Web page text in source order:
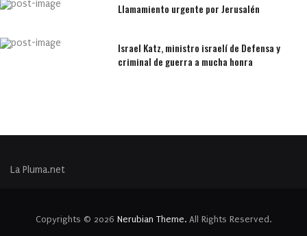
Llamamiento urgente por Jerusalén
Israel Katz, ministro israelí de Defensa y
criminal de guerra a mucha honra
La Pluma.net
Copyrights © 2026 Nerubian Theme. All Rights Reserved.